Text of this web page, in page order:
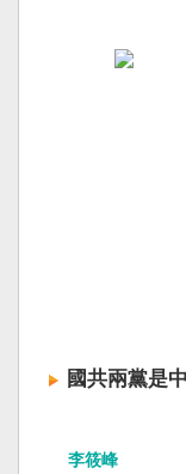
國共兩黨是
李筱峰